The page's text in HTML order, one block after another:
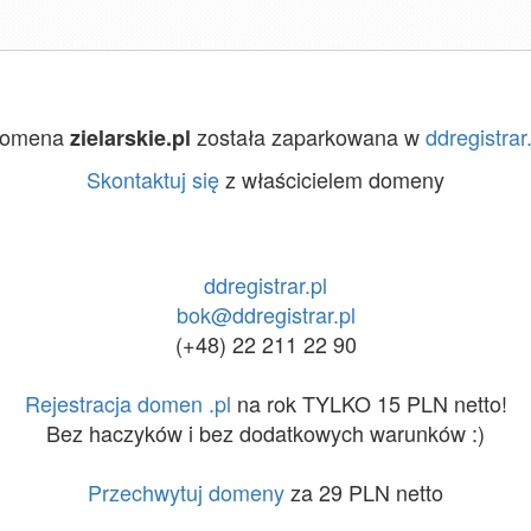
zielarskie.pl została zaparkowana w
Skontaktuj sięz właścicielem domeny
ddregistrar.pl
bok@ddregistrar.pl
(+48) 22 211 22 90
Rejestracja domen .pl na rok TYLKO 15 PLN netto!
Bez haczyków i bez dodatkowych warunków :)
Przechwytuj domenyza 29 PLN netto